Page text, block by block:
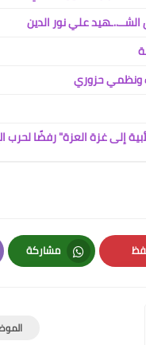
علي نور الدين
ونظمي حزوري
غزة العزة" رفضًا لحرب
مشاركة
Whatsapp